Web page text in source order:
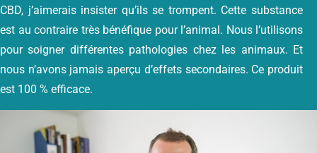
CBD, j’aimerais insister qu’ils se trompent. Cette substance
est au contraire très bénéfique pour l’animal. Nous l’utilisons
pour soigner différentes pathologies chez les animaux. Et
nous n’avons jamais aperçu d’effets secondaires. Ce produit
est 100 % efficace.